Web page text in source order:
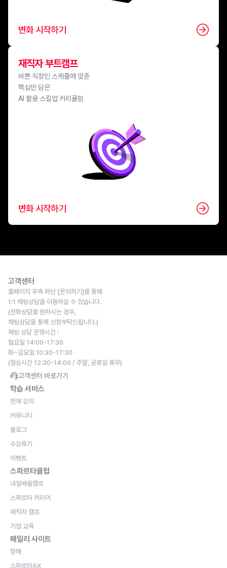
변화 시작하기
재직자 부트캠프
바쁜 직장인 스케줄에 맞춘
핵심만 담은
AI 활용 스킬업 커리큘럼
변화 시작하기
고객센터
홈페이지 우측 하단 [문의하기]를 통해
1:1 채팅상담을 이용하실 수 있습니다.
(전화상담을 원하시는 경우,
채팅상담을 통해 신청부탁드립니다.)
채팅 상담 운영시간 :
월요일 14:00-17:30
화~금요일 10:30-17:30
(점심시간 12:30-14:00 / 주말, 공휴일 휴무)
고객센터 바로가기
학습 서비스
전체 강의
커뮤니티
블로그
수강후기
이벤트
스파르타클럽
내일배움캠프
스파르타 커리어
재직자 캠프
기업 교육
패밀리 사이트
항해
스파르타AX